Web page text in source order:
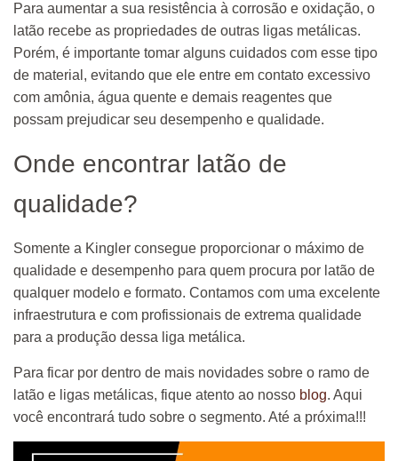
Para aumentar a sua resistência à corrosão e oxidação, o
latão recebe as propriedades de outras ligas metálicas.
Porém, é importante tomar alguns cuidados com esse tipo
de material, evitando que ele entre em contato excessivo
com amônia, água quente e demais reagentes que
possam prejudicar seu desempenho e qualidade.
Onde encontrar latão de
qualidade?
Somente a Kingler consegue proporcionar o máximo de
qualidade e desempenho para quem procura por latão de
qualquer modelo e formato. Contamos com uma excelente
infraestrutura e com profissionais de extrema qualidade
para a produção dessa liga metálica.
Para ficar por dentro de mais novidades sobre o ramo de
latão e ligas metálicas, fique atento ao nosso blog. Aqui
você encontrará tudo sobre o segmento. Até a próxima!!!